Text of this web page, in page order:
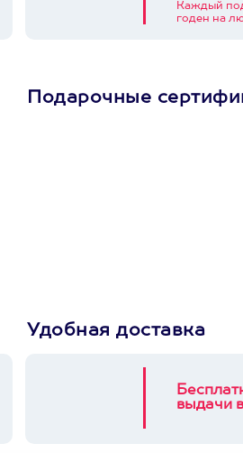
Каждый
годен на
Подарочные
Удобная доставка
выдачи